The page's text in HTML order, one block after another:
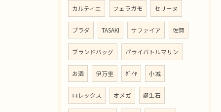
カルティエ フェラガモ セリーヌ
プラダ TASAKI サファイア 佐賀
ブランドバッグ パライバトルマリン
お酒 伊万里 ﾀﾞｲﾔ 小城
ロレックス オメガ 誕生石